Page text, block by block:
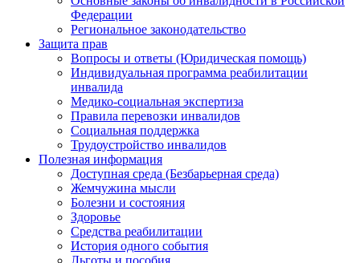
Федерации
Региональное законодательство
Защита прав
Вопросы и ответы (Юридическая помощь)
Индивидуальная программа реабилитации
инвалида
Медико-социальная экспертиза
Правила перевозки инвалидов
Социальная поддержка
Трудоустройство инвалидов
Полезная информация
Доступная среда (Безбарьерная среда)
Жемчужина мысли
Болезни и состояния
Здоровье
Средства реабилитации
История одного события
Льготы и пособия